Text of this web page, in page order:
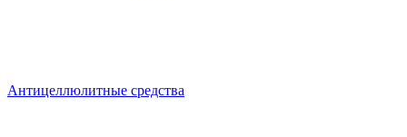
Антицеллюлитные средства